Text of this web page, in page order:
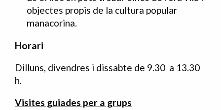
objectes propis de la cultura popular
manacorina.
Horari
Dilluns, divendres i dissabte de 9.30 a 13.30
h.
Visites guiades per a grups